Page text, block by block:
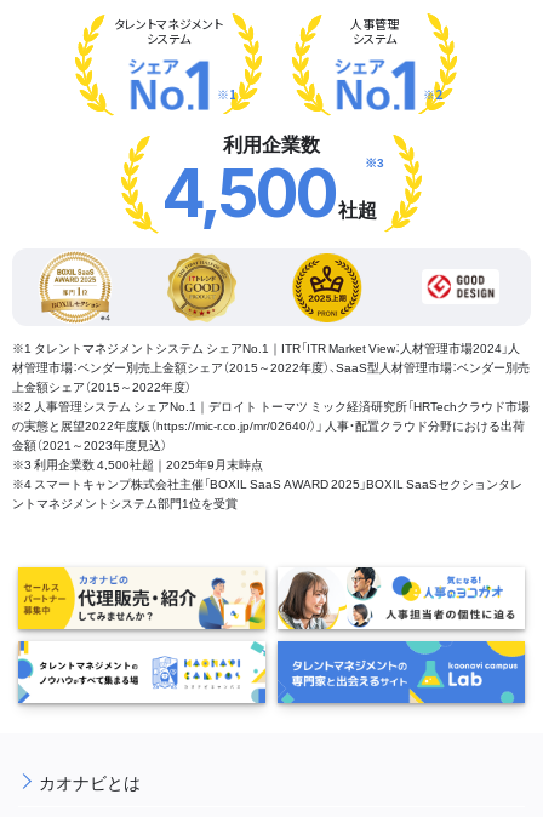
タレントマネジメント
システム
※1
人事管理
システム
※2
利用企業数
4,500社超
※3
※1 タレントマネジメントシステム シェアNo.1｜ITR「ITR Market View：人材管理市場2024」人
材管理市場：ベンダー別売上金額シェア（2015～2022年度）、SaaS型人材管理市場：ベンダー別売
上金額シェア（2015～2022年度）
※2 人事管理システム シェアNo.1｜デロイト トーマツ ミック経済研究所「HRTechクラウド市場
の実態と展望2022年度版（https://mic-r.co.jp/mr/02640/）」 人事・配置クラウド分野における出荷
金額（2021～2023年度見込）
※3 利用企業数 4,500社超｜2025年9月末時点
※4 スマートキャンプ株式会社主催「BOXIL SaaS AWARD 2025」BOXIL SaaSセクションタレ
ントマネジメントシステム部門1位を受賞
カオナビとは